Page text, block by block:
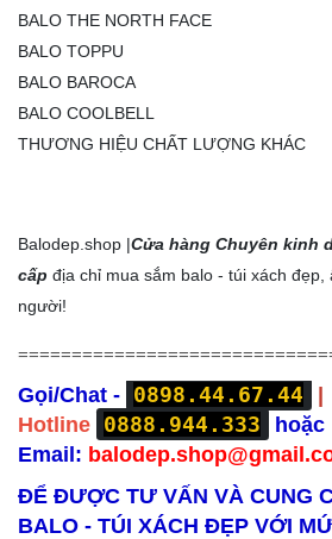
BALO THE NORTH FACE
BALO TOPPU
BALO BAROCA
BALO COOLBELL
THƯƠNG HIỆU CHẤT LƯỢNG KHÁC
Balodep.shop |Cửa hàng Chuyên kinh
cấp địa chỉ mua sắm balo - túi xách
người!
Gọi/Chat - 0898.44.67.44
|
Hotline 0888.944.333
hoặc
Email:
ĐỂ ĐƯỢC TƯ VẤN VÀ CUNG
BALO - TÚI XÁCH ĐẸP VỚI